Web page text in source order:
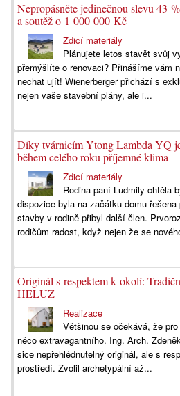
Nepropásněte jedinečnou slevu 43
a soutěž o 1 000 000 Kč
Zdicí materiály
Plánujete letos stavět svůj
přemýšlíte o renovaci? Přinášíme vám
nechat ujít! Wienerberger přichází s
nejen vaše stavební plány, ale i...
Díky tvárnicím Ytong Lambda YQ
během celého roku příjemné klima
Zdicí materiály
Rodina paní Ludmily chtěla
dispozice byla na začátku domu
stavby v rodině přibyl další člen.
rodičům radost, když nejen že se
Originál s respektem k okolí:
HELUZ
Realizace
Většinou se očekává, že
něco extravagantního. Ing. Arch.
sice nepřehlédnutelný originál, ale s
prostředí. Zvolil archetypální až...